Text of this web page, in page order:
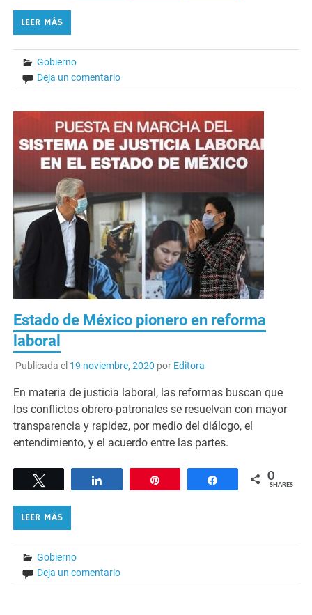
LEER MÁS
Gobierno
Deja un comentario
Estado de México pionero en reforma
laboral
Publicada el 19 noviembre, 2020 por Editora
En materia de justicia laboral, las reformas buscan que
los conflictos obrero-patronales se resuelvan con mayor
transparencia y rapidez, por medio del diálogo, el
entendimiento, y el acuerdo entre las partes.
Share 0
SHARES
LEER MÁS
Gobierno
Deja un comentario